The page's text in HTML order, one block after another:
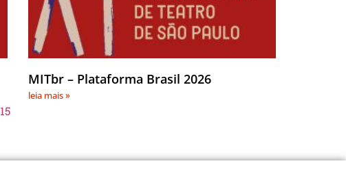
MITbr – Plataforma Brasil 2026
leia mais »
15